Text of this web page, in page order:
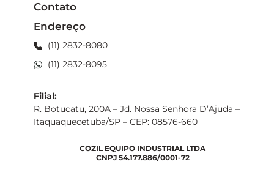
Contato
Endereço
(11) 2832-8080
(11) 2832-8095
Filial:
R. Botucatu, 200A – Jd. Nossa Senhora D’Ajuda –
Itaquaquecetuba/SP – CEP: 08576-660
COZIL EQUIPO INDUSTRIAL LTDA
CNPJ 54.177.886/0001-72